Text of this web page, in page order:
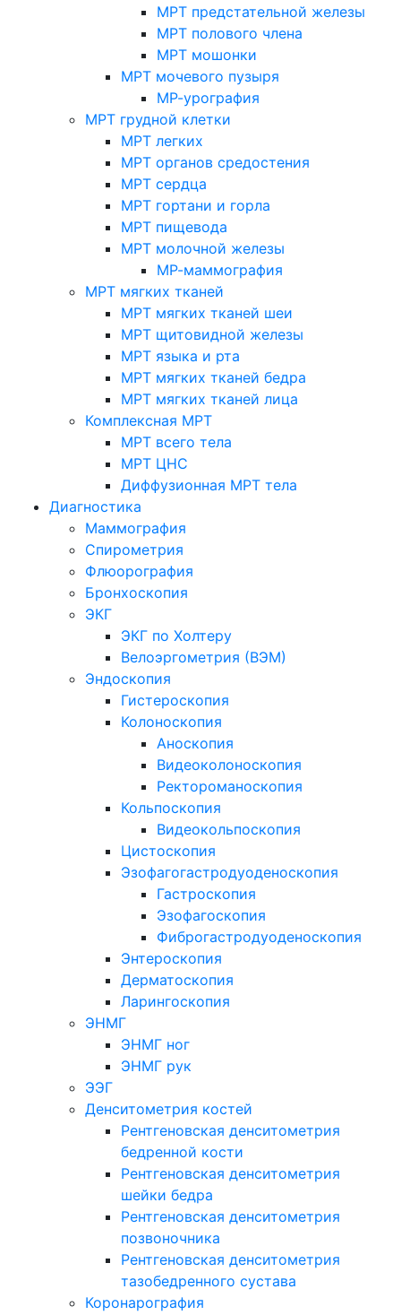
МРТ предстательной железы
МРТ полового члена
МРТ мошонки
МРТ мочевого пузыря
МР-урография
МРТ грудной клетки
МРТ легких
МРТ органов средостения
МРТ сердца
МРТ гортани и горла
МРТ пищевода
МРТ молочной железы
МР-маммография
МРТ мягких тканей
МРТ мягких тканей шеи
МРТ щитовидной железы
МРТ языка и рта
МРТ мягких тканей бедра
МРТ мягких тканей лица
Комплексная МРТ
МРТ всего тела
МРТ ЦНС
Диффузионная МРТ тела
Диагностика
Маммография
Спирометрия
Флюорография
Бронхоскопия
ЭКГ
ЭКГ по Холтеру
Велоэргометрия (ВЭМ)
Эндоскопия
Гистероскопия
Колоноскопия
Аноскопия
Видеоколоноскопия
Ректороманоскопия
Кольпоскопия
Видеокольпоскопия
Цистоскопия
Эзофагогастродуоденоскопия
Гастроскопия
Эзофагоскопия
Фиброгастродуоденоскопия
Энтероскопия
Дерматоскопия
Ларингоскопия
ЭНМГ
ЭНМГ ног
ЭНМГ рук
ЭЭГ
Денситометрия костей
Рентгеновская денситометрия
бедренной кости
Рентгеновская денситометрия
шейки бедра
Рентгеновская денситометрия
позвоночника
Рентгеновская денситометрия
тазобедренного сустава
Коронарография